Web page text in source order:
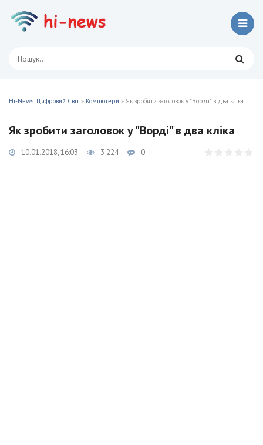
Hi-News: Цифровий Світ » Компютери » Як зробити заголовок у "Ворді" в два кліка
Як зробити заголовок у "Ворді" в два кліка
10.01.2018, 16:03 3 224 0